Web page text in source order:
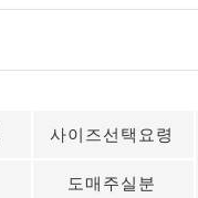
사이즈선택요령
도매주실분